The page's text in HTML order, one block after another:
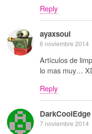
Reply
ayaxsoul
6 noviembre 2014
Artículos de
lo mas muy…
Reply
DarkCoolEdge
7 noviembre 2014